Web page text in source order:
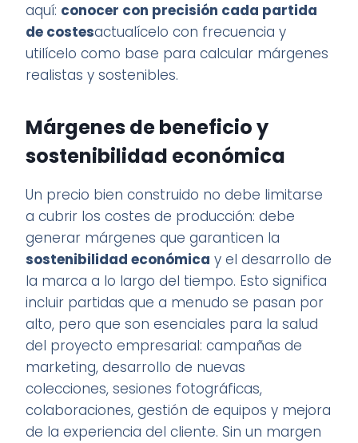
aquí: conocer con precisión cada partida
de costesactualícelo con frecuencia y
utilícelo como base para calcular márgenes
realistas y sostenibles.
Márgenes de beneficio y
sostenibilidad económica
Un precio bien construido no debe limitarse
a cubrir los costes de producción: debe
generar márgenes que garanticen la
sostenibilidad económica y el desarrollo de
la marca a lo largo del tiempo. Esto significa
incluir partidas que a menudo se pasan por
alto, pero que son esenciales para la salud
del proyecto empresarial: campañas de
marketing, desarrollo de nuevas
colecciones, sesiones fotográficas,
colaboraciones, gestión de equipos y mejora
de la experiencia del cliente. Sin un margen